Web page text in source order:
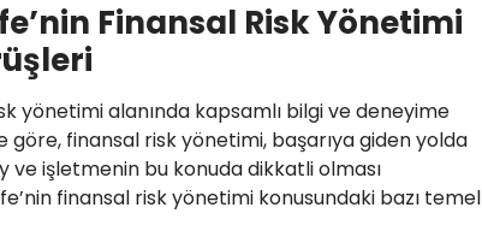
Finansal Risk Yönetimi
yönetimi alanında kapsamlı bilgi ve deneyime
göre, finansal risk yönetimi, başarıya giden yolda
ve işletmenin bu konuda dikkatli olması
finansal risk yönetimi konusundaki bazı temel